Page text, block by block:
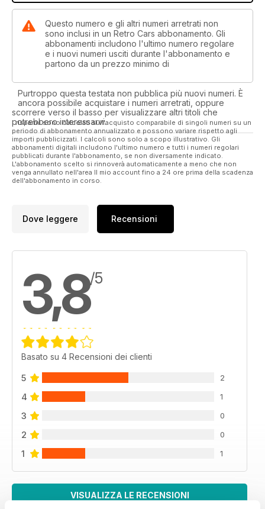
Questo numero e gli altri numeri arretrati non
sono inclusi in un Retro Cars abbonamento. Gli
abbonamenti includono l'ultimo numero regolare
e i nuovi numeri usciti durante l'abbonamento e
partono da un prezzo minimo di
Purtroppo questa testata non pubblica più nuovi numeri. È
ancora possibile acquistare i numeri arretrati, oppure
scorrere verso il basso per visualizzare altri titoli che
potrebbero interessarvi.
I risparmi sono calcolati sull'acquisto comparabile di singoli numeri su un
periodo di abbonamento annualizzato e possono variare rispetto agli
importi pubblicizzati. I calcoli sono solo a scopo illustrativo. Gli
abbonamenti digitali includono l'ultimo numero e tutti i numeri regolari
pubblicati durante l'abbonamento, se non diversamente indicato.
L'abbonamento scelto si rinnoverà automaticamente a meno che non
venga annullato nell'area Il mio account fino a 24 ore prima della scadenza
dell'abbonamento in corso.
Dove leggere Recensioni
3,8/5
Basato su 4 Recensioni dei clienti
5 2
4 1
3 0
2 0
1 1
VISUALIZZA LE RECENSIONI